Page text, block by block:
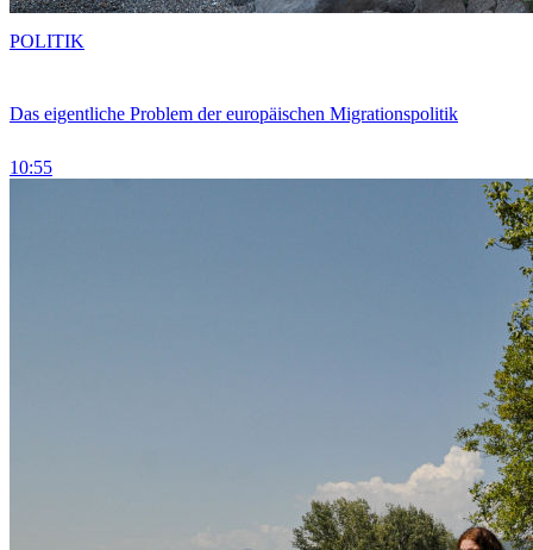
Das eigentliche Problem der europäischen Migrationspolitik
10:55
POLITIK